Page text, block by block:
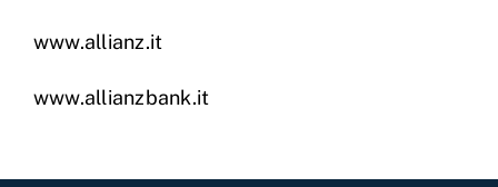
www.allianz.it
www.allianzbank.it